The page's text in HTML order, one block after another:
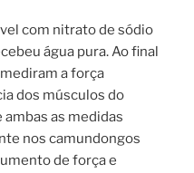
com nitrato de sódio
água pura. Ao final
a força
dos músculos do
as medidas
nos camundongos
de força e